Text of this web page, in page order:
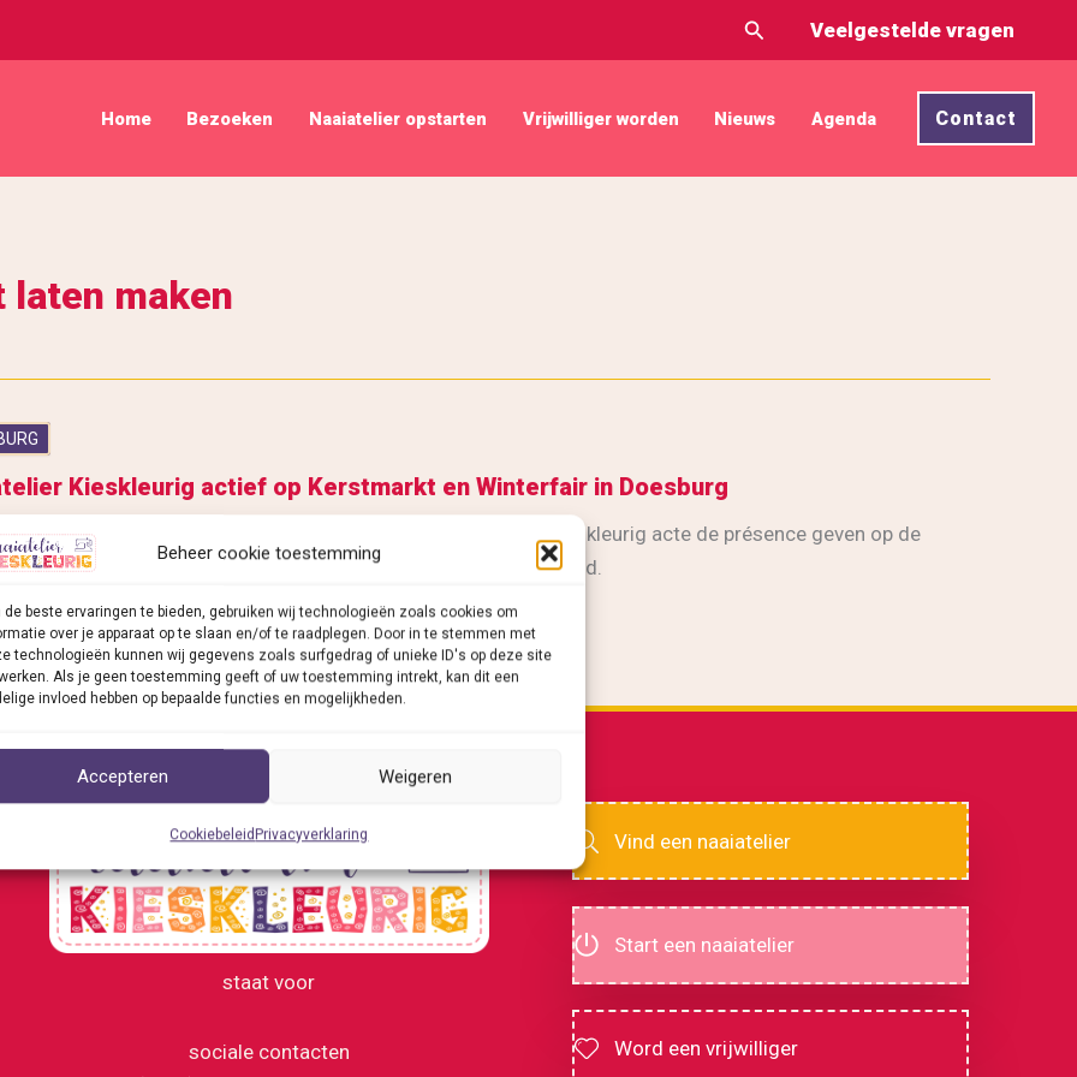
Beheer cookie toestemming
de beste ervaringen te bieden, gebruiken wij technologieën zoals cookies om
over je apparaat op te slaan en/of te raadplegen. Door in te stemmen met
technologieën kunnen wij gegevens zoals surfgedrag of unieke ID's op deze site
Als je geen toestemming geeft of uw toestemming intrekt, kan dit een
invloed hebben op bepaalde functies en mogelijkheden.
Accepteren Weigeren
Cookiebeleid Privacyverklaring
ZoekenVeelgestelde vragen
Home Bezoeken Naaiatelier opstarten Vrijwilliger worden Nieuws Agenda Contact
maken
Kieskleurig actief op Kerstmarkt en Winterfair in Doesburg
14 december van 10.00 tot 17.00 u. zal het naaiatelier Kieskleurig acte de présence geven op de
in Doesburg die zal plaatsvinden in het hart van de Hanzestad.
»
staat voor
sociale contacten
Vind een naaiatelier
Start een naaiatelier
Word een vrijwilliger